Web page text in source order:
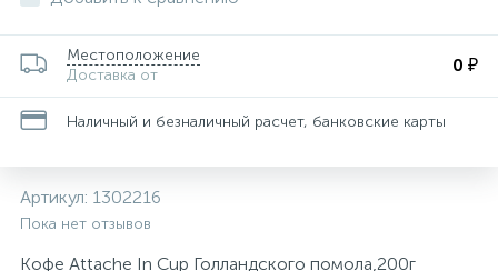
Местоположение
Доставка от
0 ₽
Наличный и безналичный расчет, банковские карты
Артикул: 1302216
Пока нет отзывов
Кофе Attache In Cup Голландского помола,200г
Пакеты почтовые
Планинги
47
Самоклеящиеся этикетки универсальные
Для медицинского инструментария, изделий
и поверхностей
Защитная одежда
1
отходов
Инъекционные средства
Конференц-кресла
Кресла для детей
Кресла для руководителей
Скобы для степлеров
Скрепки, кнопки, булавки и зажимы для бумаг
Сувениры
Товары для бани и сауны
Товары для пикника
11
Туризм
Папки адресные
Электрогирлянды и световые фигуры
Средства защиты органов дыхания
Средства защиты органов зрения
116
Средства предупреждения травм
Ценники и держатели для ценников
Этикетки и оборудование для торговой
маркировки
Тележки уборочные
Технические ткани и полотенца